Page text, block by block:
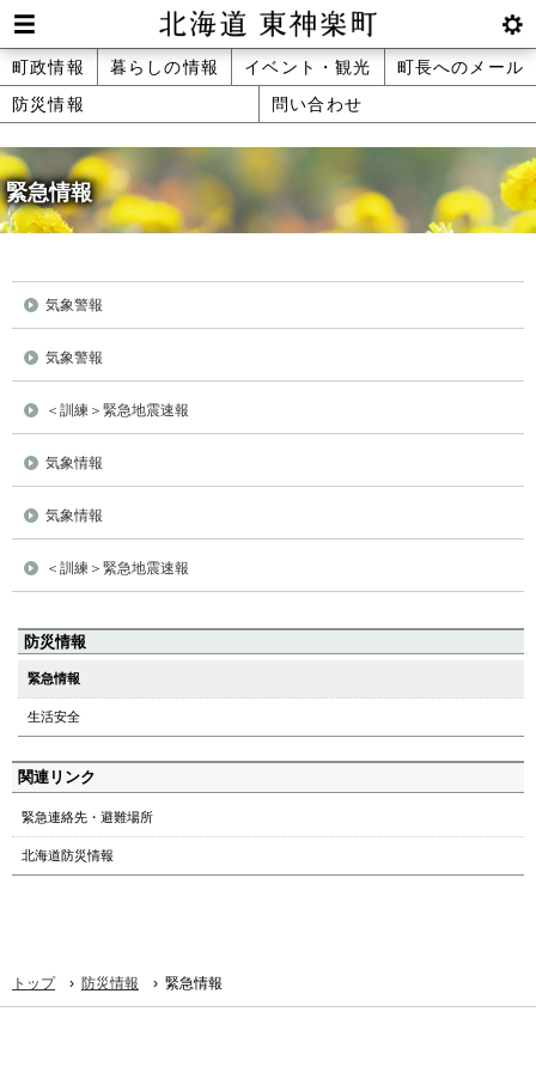
本
文
へ
メ
ニ
ュ
ー
Men
u
btnS
ettin
北海道 東神楽町 Hokkaido
メ
ニ
ュ
ー
町政情報 暮らしの情報 イベント・観光
町長へのメール
防災情報
問い合わせ
緊急情報
気象警報
気象警報
＜訓練＞緊急地震速報
気象情報
気象情報
＜訓練＞緊急地震速報
ッ
プ
へ
本
文
ュ
ー
防災情報
緊急情報
生活安全
関連リンク
緊急連絡先・避難場所
北海道防災情報
トップ › 防災情報 › 緊急情報